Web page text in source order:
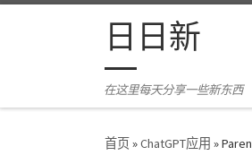
Skip to content日日新
在这里每天分享一些新东西
首页»ChatGPT应用 »